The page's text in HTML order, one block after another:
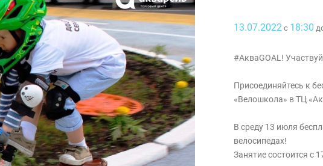
13.07.2022 с 18:30
#АкваGOAL!
Присоединяйтесь к
«Велошкола» в ТЦ
В среду 13 июля
велосипедах!
Занятие состоится с